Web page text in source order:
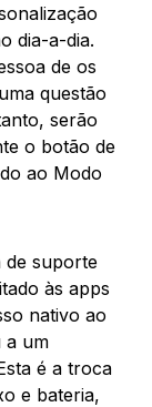
dia-a-dia.
de os
questão
serão
o botão de
ao Modo
de suporte
às apps
nativo ao
a um
é a troca
e bateria,